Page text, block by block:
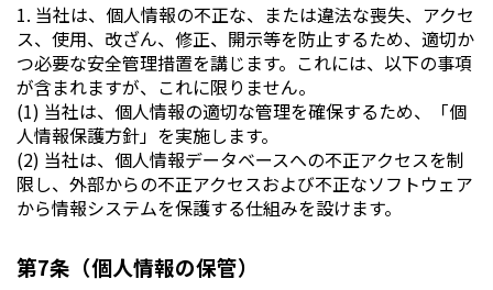
1. 当社は、個人情報の不正な、または違法な喪失、アクセ
ス、使用、改ざん、修正、開示等を防止するため、適切か
つ必要な安全管理措置を講じます。これには、以下の事項
が含まれますが、これに限りません。
(1) 当社は、個人情報の適切な管理を確保するため、「個
人情報保護方針」を実施します。
(2) 当社は、個人情報データベースへの不正アクセスを制
限し、外部からの不正アクセスおよび不正なソフトウェア
から情報システムを保護する仕組みを設けます。
第7条（個人情報の保管）